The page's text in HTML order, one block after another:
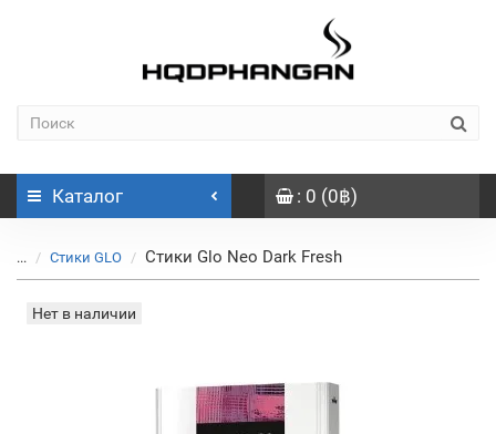
Каталог : 0 (0฿)
... Стики GLO Стики Glo Neo Dark Fresh
Нет в наличии